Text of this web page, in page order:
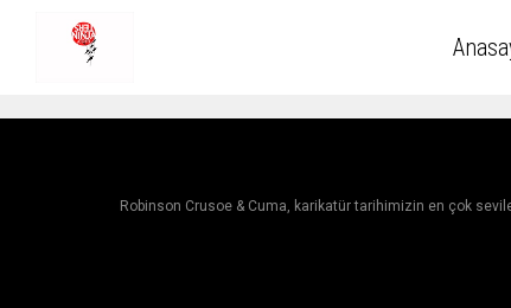
Robinson Crusoe & Cuma, karikatür tarihimizin en çok